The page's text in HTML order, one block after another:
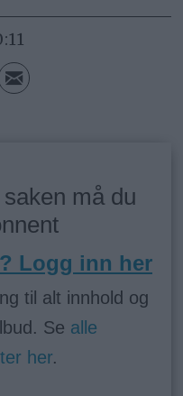
må du
Logg inn her
til alt innhold og
Se alle
her.